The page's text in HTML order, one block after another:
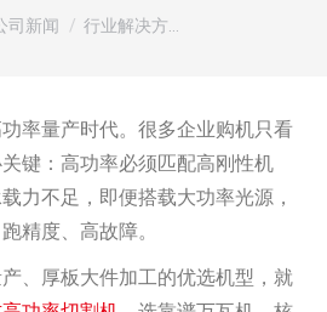
：
司新闻 行业解决方…
率量产时代。很多企业购机只看
键：高功率必须匹配高刚性机
力不足，即便搭载大功率光源，
精度、高故障。
、厚板大件加工的优选机型，就